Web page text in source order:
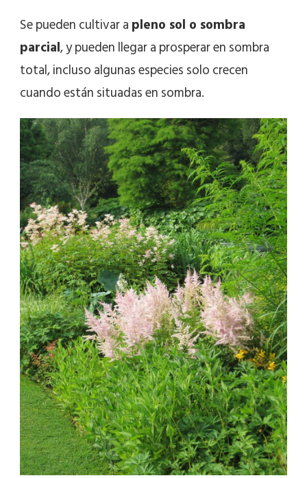
Se pueden cultivar apleno sol o sombra
parcial, y pueden llegar a prosperar en sombra
total, incluso algunas especies solo crecen
cuando están situadas en sombra.